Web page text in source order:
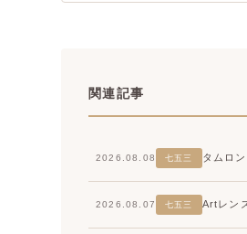
関連記事
2026.08.08 七五三 タムロ
2026.08.07 七五三 Artレン